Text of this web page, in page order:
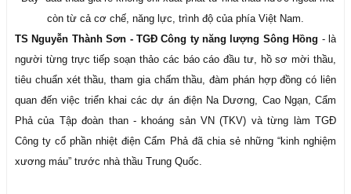
còn từ cả cơ chế, năng lực, trình độ của phía Việt Nam.​
TS Nguyễn Thành Sơn - TGĐ Công ty năng lượng Sông Hồng - là
người từng trực tiếp soạn thảo các báo cáo đầu tư, hồ sơ mời thầu,
tiêu chuẩn xét thầu, tham gia chấm thầu, đàm phán hợp đồng có liên
quan đến việc triển khai các dự án điện Na Dương, Cao Ngạn, Cẩm
Phả của Tập đoàn than - khoáng sản VN (TKV) và từng làm TGĐ
Công ty cổ phần nhiệt điện Cẩm Phả đã chia sẻ những “kinh nghiệm
xương máu” trước nhà thầu Trung Quốc.